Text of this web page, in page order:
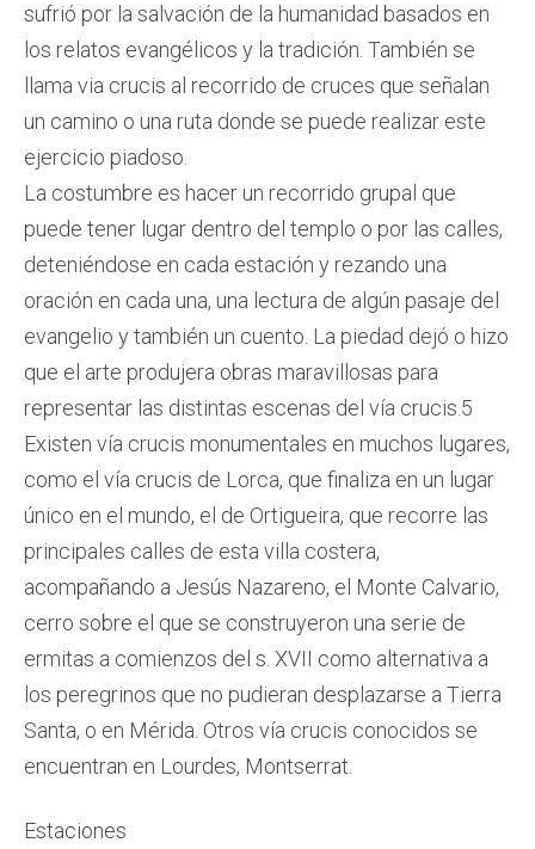
sufrió por la salvación de la humanidad basados en
los relatos evangélicos y la tradición. También se
llama via crucis al recorrido de cruces que señalan
un camino o una ruta donde se puede realizar este
ejercicio piadoso.
La costumbre es hacer un recorrido grupal que
puede tener lugar dentro del templo o por las calles,
deteniéndose en cada estación y rezando una
oración en cada una, una lectura de algún pasaje del
evangelio y también un cuento. La piedad dejó o hizo
que el arte produjera obras maravillosas para
representar las distintas escenas del vía crucis.5​
Existen vía crucis monumentales en muchos lugares,
como el vía crucis de Lorca, que finaliza en un lugar
único en el mundo, el de Ortigueira, que recorre las
principales calles de esta villa costera,
acompañando a Jesús Nazareno, el Monte Calvario,
cerro sobre el que se construyeron una serie de
ermitas a comienzos del s. XVII como alternativa a
los peregrinos que no pudieran desplazarse a Tierra
Santa, o en Mérida. Otros vía crucis conocidos se
encuentran en Lourdes, Montserrat.
Estaciones